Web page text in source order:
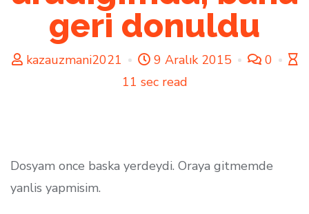
geri donuldu
kazauzmani2021 9 Aralık 2015
0
11 sec read
Dosyam once baska yerdeydi. Oraya gitmemde
yanlis yapmisim.